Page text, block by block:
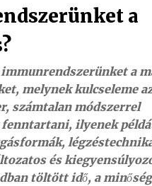
a
a
melynek kulcseleme
számtalan módszerrel
ilyenek
és
töltött idő, a